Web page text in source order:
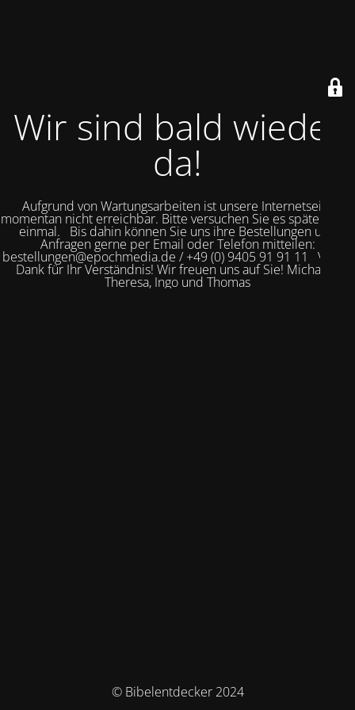
Wir sind bald wieder
da!
Aufgrund von Wartungsarbeiten ist unsere Internetseite
momentan nicht erreichbar. Bitte versuchen Sie es später noch
einmal. Bis dahin können Sie uns ihre Bestellungen und
Anfragen gerne per Email oder Telefon mitteilen:
bestellungen@epochmedia.de / +49 (0) 9405 91 91 11 Vielen
Dank für Ihr Verständnis! Wir freuen uns auf Sie! Michaela,
Theresa, Ingo und Thomas
© Bibelentdecker 2024